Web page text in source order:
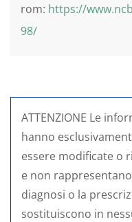
rom: https://
98/
ATTENZIONE Le
hanno
essere modificate o
e non
diagnosi o la
sostituiscono in